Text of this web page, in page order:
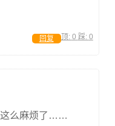
顶: 0 踩: 0
回复
这么麻烦了……